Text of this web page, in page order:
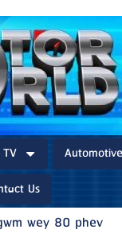
Us
wey 80 phev